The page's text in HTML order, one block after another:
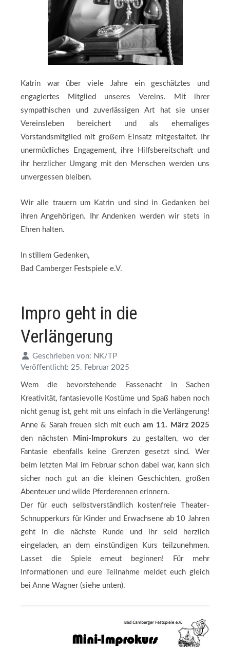
Katrin war über viele Jahre ein geschätztes und
engagiertes Mitglied unseres Vereins. Mit ihrer
sympathischen und zuverlässigen Art hat sie unser
Vereinsleben bereichert und als ehemaliges
Vorstandsmitglied mit großem Einsatz mitgestaltet. Ihr
unermüdliches Engagement, ihre Hilfsbereitschaft und
ihr herzlicher Umgang mit den Menschen werden uns
unvergessen bleiben.
Wir alle trauern um Katrin und sind in Gedanken bei
ihren Angehörigen. Ihr Andenken werden wir stets in
Ehren halten.
In stillem Gedenken,
Bad Camberger Festspiele e.V.
Impro geht in die
Verlängerung
Geschrieben von: NK/TP
Veröffentlicht: 25. Februar 2025
Wem die bevorstehende Fassenacht in Sachen
Kreativität, fantasievolle Kostüme und Spaß haben noch
nicht genug ist, geht mit uns einfach in die Verlängerung!
Anne & Sarah freuen sich mit euch am 11. März 2025
den nächsten
Mini-Improkurs zu gestalten, wo der
Fantasie ebenfalls keine Grenzen gesetzt sind. Wer
beim letzten Mal im Februar schon dabei war, kann sich
sicher noch gut an die kleinen Geschichten, großen
Abenteuer und wilde Pferderennen erinnern.
Der für euch selbstverständlich kostenfreie Theater-
Schnupperkurs für Kinder und Erwachsene ab 10 Jahren
geht in die nächste Runde und ihr seid herzlich
eingeladen, an dem einstündigen Kurs teilzunehmen.
Lasset die Spiele erneut beginnen! Für mehr
Informationen und eure Teilnahme meldet euch gleich
bei Anne Wagner (siehe unten).